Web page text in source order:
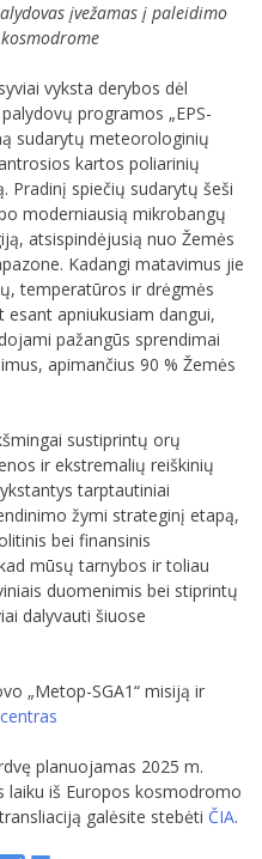
įvežamas į paleidimo
vyksta derybos dėl
programos „EPS-
sudarytų meteorologinių
kartos poliarinių
Pradinį spiečių sudarytų šeši
moderniausią mikrobangų
atsispindėjusią nuo Žemės
Kadangi matavimus jie
temperatūros ir drėgmės
apniukusiam dangui,
pažangūs sprendimai
apimančius 90 % Žemės
sustiprintų orų
ir ekstremalių reiškinių
tarptautiniai
žymi strateginį etapą,
bei finansinis
mūsų tarnybos ir toliau
duomenimis bei stiprintų
dalyvauti šiuose
„Metop-SGA1“ misiją ir
planuojamas 2025 m.
laiku iš Europos kosmodromo
galėsite stebėti ČIA.